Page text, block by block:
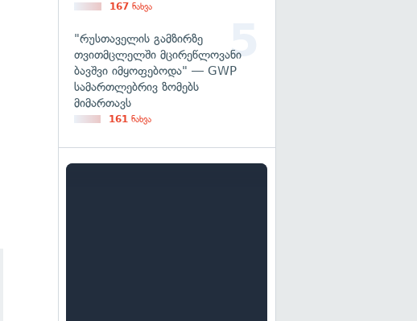
167 ნახვა
"რუსთაველის გამზირზე
თვითმცლელში მცირეწლოვანი
ბავშვი იმყოფებოდა" — GWP
სამართლებრივ ზომებს
მიმართავს
161 ნახვა